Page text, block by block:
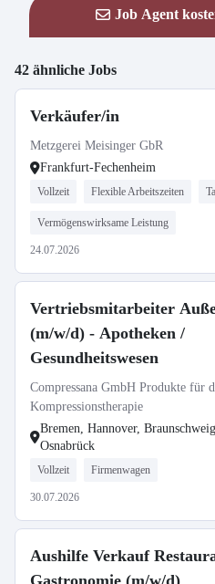
Job Agent
42 ähnliche Jobs
Verkäufer/in
Metzgerei Meisinger GbR
Frankfurt-Fechenheim
Vollzeit Flexible Arbeitszeiten
Vermögenswirksame Leistung
24.07.2026
Vertriebsmitarbeiter
(m/w/d) - Apotheken /
Gesundheitswesen
Compressana GmbH Produkte für
Kompressionstherapie
Bremen, Hannover,
Osnabrück
Vollzeit Firmenwagen
30.07.2026
Aushilfe Verkauf
Gastronomie (m/w/d)